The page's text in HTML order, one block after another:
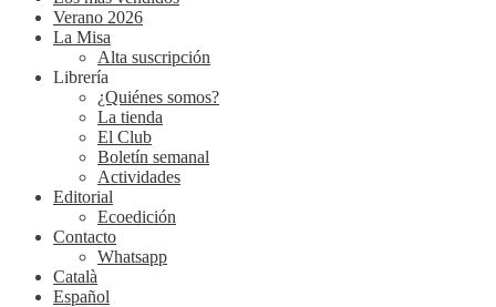
Verano 2026
La Misa
Alta suscripción
Librería
¿Quiénes somos?
La tienda
El Club
Boletín semanal
Actividades
Editorial
Ecoedición
Contacto
Whatsapp
Català
Español